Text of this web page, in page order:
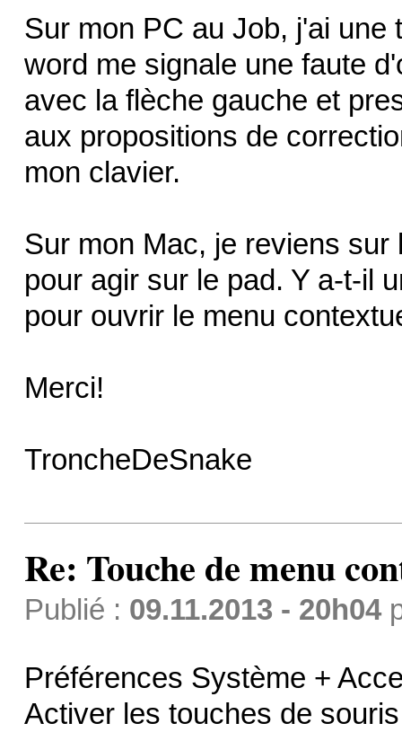
Sur mon PC au Job, j'ai une
word me signale une faute
avec la flèche gauche et
aux propositions de
mon clavier.
Sur mon Mac, je reviens
pour agir sur le pad. Y a-t-il
pour ouvrir le menu
Merci!
TroncheDeSnake
Re: Touche de menu
Publié : 09.11.2013 - 20h04
Préférences Système +
Activer les touches de souris